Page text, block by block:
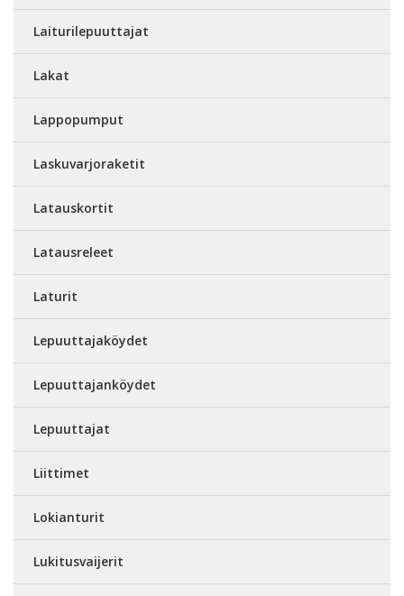
Laiturilepuuttajat
Lakat
Lappopumput
Laskuvarjoraketit
Latauskortit
Latausreleet
Laturit
Lepuuttajaköydet
Lepuuttajanköydet
Lepuuttajat
Liittimet
Lokianturit
Lukitusvaijerit